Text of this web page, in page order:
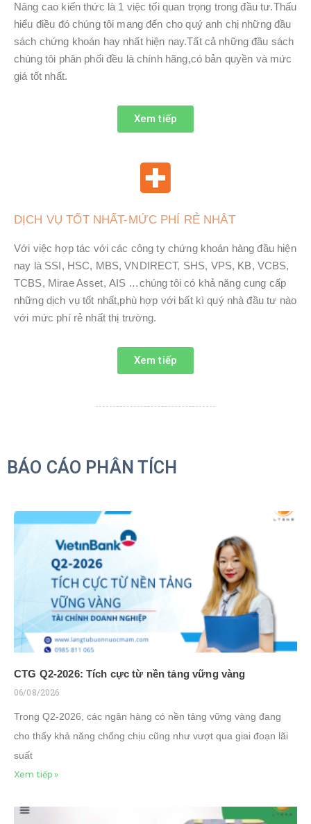
Nâng cao kiến thức là 1 việc tối quan trọng trong đầu tư.Thấu
hiểu điều đó chúng tôi mang đến cho quý anh chị những đầu
sách chứng khoán hay nhất hiện nay.Tất cả những đầu sách
chúng tôi phân phối đều là chính hãng,có bản quyền và mức
giá tốt nhất.
Xem tiếp
DỊCH VỤ TỐT NHẤT-MỨC PHÍ RẺ NHÂT
Với việc hợp tác với các công ty chứng khoán hàng đầu hiện
nay là SSI, HSC, MBS, VNDIRECT, SHS, VPS, KB, VCBS,
TCBS, Mirae Asset, AIS …chúng tôi có khả năng cung cấp
những dịch vụ tốt nhất,phù hợp với bất kì quý nhà đầu tư nào
với mức phí rẻ nhất thị trường.
Xem tiếp
BÁO CÁO PHÂN TÍCH
CTG Q2-2026: Tích cực từ nền tảng vững vàng
06/08/2026
Trong Q2-2026, các ngân hàng có nền tảng vững vàng đang
cho thấy khả năng chống chịu cũng như vượt qua giai đoạn lãi
suất
Xem tiếp »